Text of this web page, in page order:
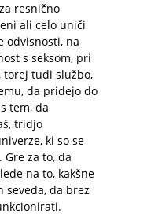
resnično
ali celo uniči
odvisnosti, na
s seksom, pri
torej tudi službo,
da pridejo do
tem, da
tridjo
ki so se
za to, da
na to, kakšne
seveda, da brez